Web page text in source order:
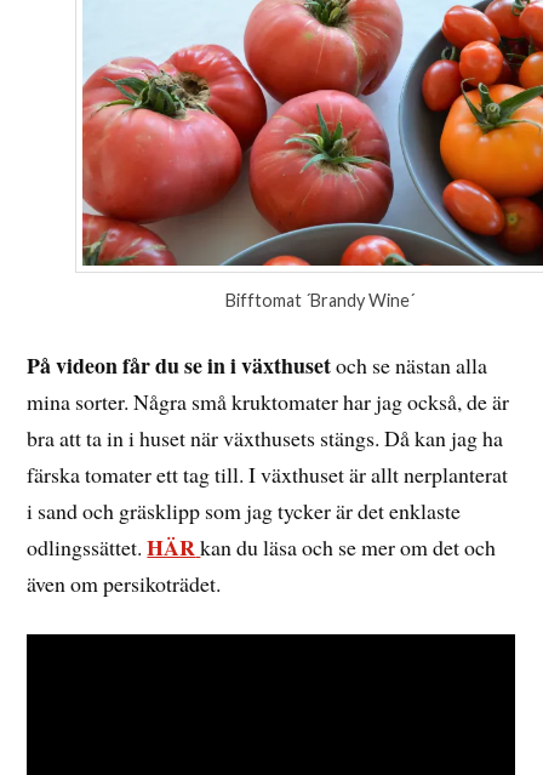
Bifftomat ´Brandy Wine´
På videon får du se in i växthusetoch se nästan alla
mina sorter. Några små kruktomater har jag också, de är
bra att ta in i huset när växthusets stängs. Då kan jag ha
färska tomater ett tag till. I växthuset är allt nerplanterat
i sand och gräsklipp som jag tycker är det enklaste
odlingssättet.HÄRkan du läsa och se mer om det och
även om persikoträdet.